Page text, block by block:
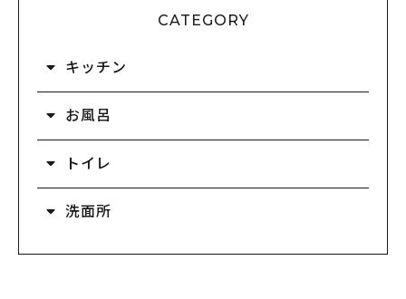
CATEGORY
キッチン
お風呂
トイレ
洗面所